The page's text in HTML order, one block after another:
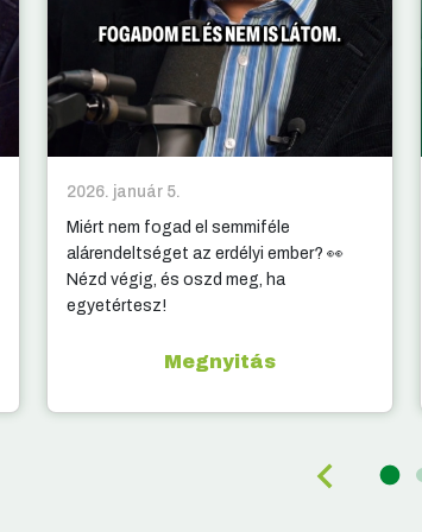
2026. január 5.
Miért nem fogad el semmiféle
alárendeltséget az erdélyi ember? 👀
Nézd végig, és oszd meg, ha
egyetértesz!
Megnyitás